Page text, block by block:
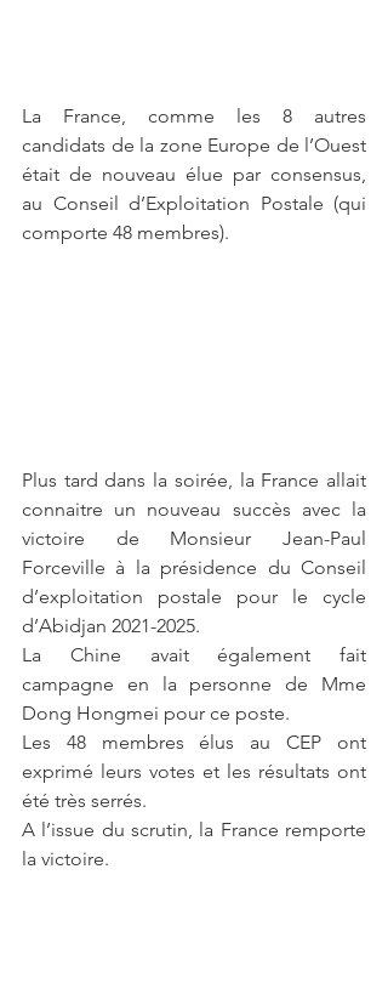
La France, comme les 8 autres
candidats de la zone Europe de l’Ouest
était de nouveau élue par consensus,
au Conseil d’Exploitation Postale (qui
comporte 48 membres).
Plus tard dans la soirée, la France allait
connaitre un nouveau succès avec la
victoire de Monsieur Jean-Paul
Forceville à la présidence du Conseil
d’exploitation postale pour le cycle
d’Abidjan 2021-2025.
La Chine avait également fait
campagne en la personne de Mme
Dong Hongmei pour ce poste.
Les 48 membres élus au CEP ont
exprimé leurs votes et les résultats ont
été très serrés.
A l’issue du scrutin, la France remporte
la victoire.